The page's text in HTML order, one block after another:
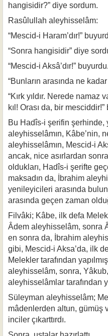
hangisidir?” diye sordum.
Rasûlullah aleyhisselâm:
“Mescid-i Haram’dır!”
“Sonra hangisidir” diye
“Mescid-i Aksâ’dır!” buyurdu.
“Bunların arasında ne
“Kırk yıldır. Nerede namaz
kıl! Orası da, bir
Bu Hadîs-i şerifin şerhinde,
aleyhisselâmın, Kâbe’nin,
aleyhisselâmın, Mescid-i
ancak, nice asırlardan
oldukları, Hadîs-i şerifte
maksadın da, İbrahim
yenileyicileri arasında
arasında geçen za­man
Filvâki; Kâbe, ilk defa
Âdem aleyhisselâm, sonra
en sonra da, İbrahim
gibi, Mescid-i Aksa’da, ilk
Melekler tarafından
aleyhisselâm, sonra,
aleyhisselâmlar tarafından
Süleyman aleyhisselâm;
mâdenlerden altun, gü­müş
inciler çıkarttırdı.